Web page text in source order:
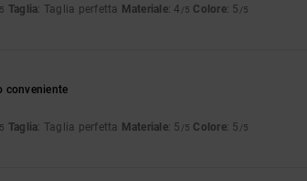
Taglia: Taglia perfetta Materiale: 4 /5 Colore: 5 /5
conveniente
Taglia: Taglia perfetta Materiale: 5 /5 Colore: 5 /5